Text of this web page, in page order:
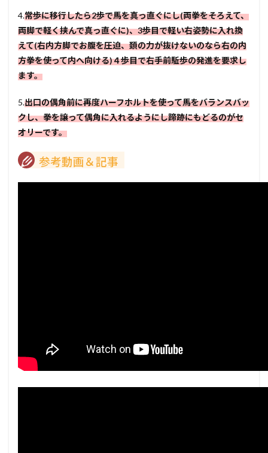
4.常歩に移行したら2歩で馬を真っ直ぐにし(両拳をそろえて、
両脚で軽く挟んで真っ直ぐに)、3歩目で軽い右姿勢に入れ換
えて(右内方脚でお腹を圧迫、頚の力が抜けないのなら右の内
方拳を使って内へ向ける)４歩目で右手前駈歩の発進を要求し
ます。
5.出口の偶角前に再度ハーフホルトを使って馬をバランスバッ
クし、拳を譲って偶角に入れるようにし蹄跡にもどるのがセ
オリーです。
参考動画＆記事